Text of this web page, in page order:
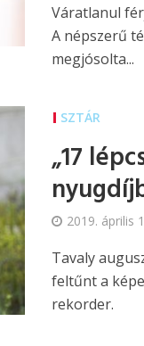
Váratlanul
A népszerű
megjósolta...
SZTÁR
„17
2019. április
Tavaly
feltűnt a
rekorder.